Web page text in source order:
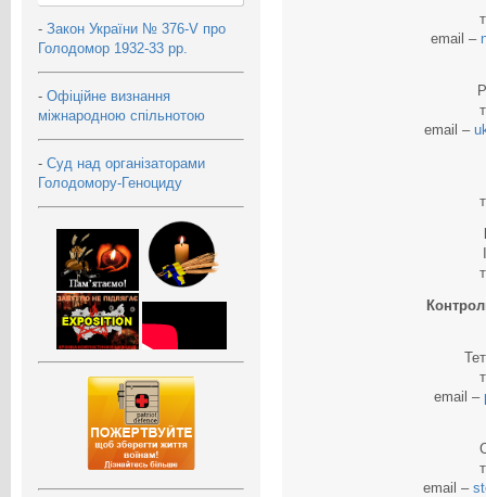
- Закон України № 376-V про
Голодомор 1932-33 рр.
- Офіційне визнання
міжнародною спільнотою
- Суд над організаторами
Голодомору-Геноциду
email –
email –
email –
email –